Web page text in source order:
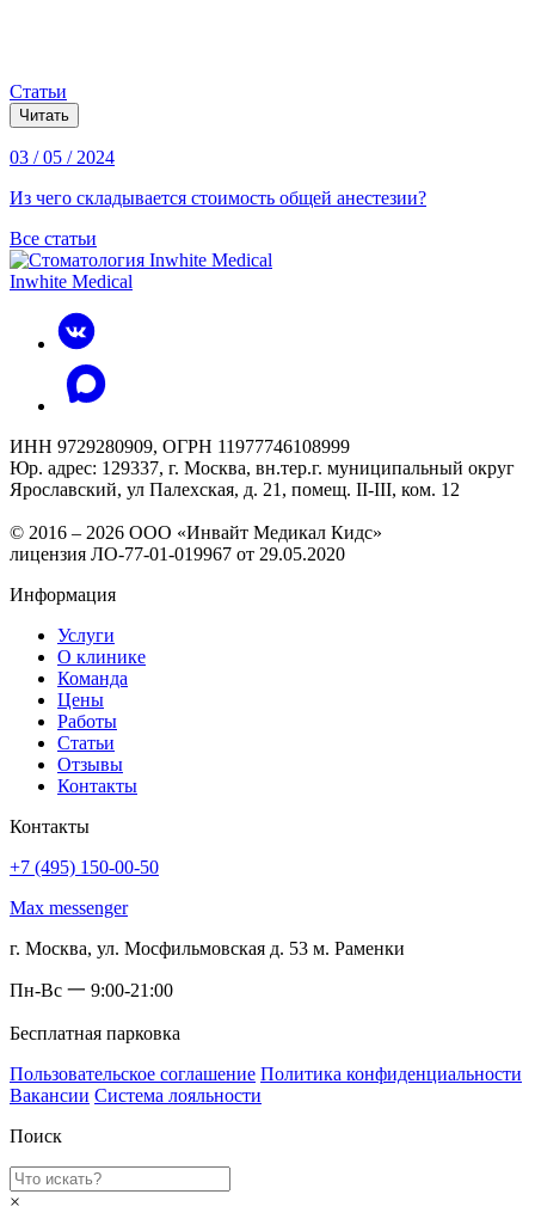
Статьи
Читать
03 / 05 / 2024
Из чего складывается стоимость общей анестезии?
Все статьи
Inwhite Medical
ИНН 9729280909, ОГРН 11977746108999
Юр. адрес: 129337, г. Москва, вн.тер.г. муниципальный округ
Ярославский, ул Палехская, д. 21, помещ. II-III, ком. 12
© 2016 – 2026 ООО «Инвайт Медикал Кидс»
лицензия ЛО-77-01-019967 от 29.05.2020
Информация
Услуги
О клинике
Команда
Цены
Работы
Статьи
Отзывы
Контакты
Контакты
+7 (495) 150-00-50
Max messenger
г. Москва, ул. Мосфильмовская д. 53 м. Раменки
Пн-Вс 一 9:00-21:00
Бесплатная парковка
Пользовательское соглашение Политика конфиденциальности
Вакансии Система лояльности
Поиск
×